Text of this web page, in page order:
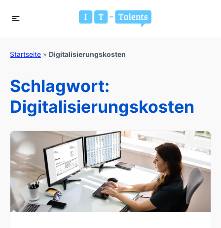
Startseite » Digitalisierungskosten
Schlagwort:
Digitalisierungskosten